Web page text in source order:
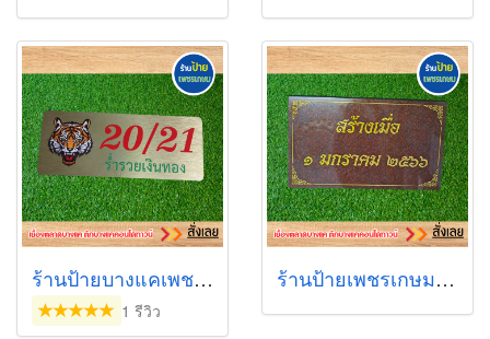
ร้านป้ายบางแคเพชรเกษม
1 รีวิว
ร้านป้ายเพชรเกษม (เยื้องตลาดบางแค)